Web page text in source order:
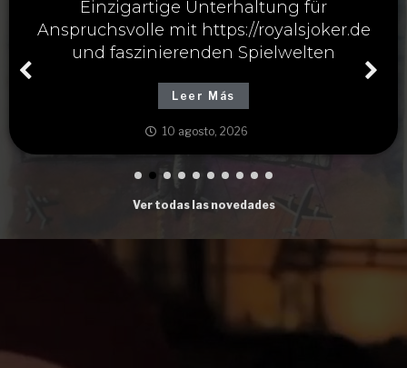
Intéressant mystake et lavantage certain
pour les amateurs de paris sportifs
passionnés aujourdhui
Leer Más
10 agosto, 2026
Ver todas las novedades